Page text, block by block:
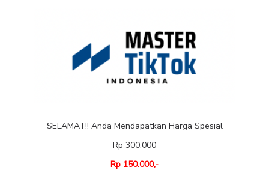
SELAMAT!! Anda Mendapatkan Harga Spesial
Rp 300.000
Rp 150.000,-